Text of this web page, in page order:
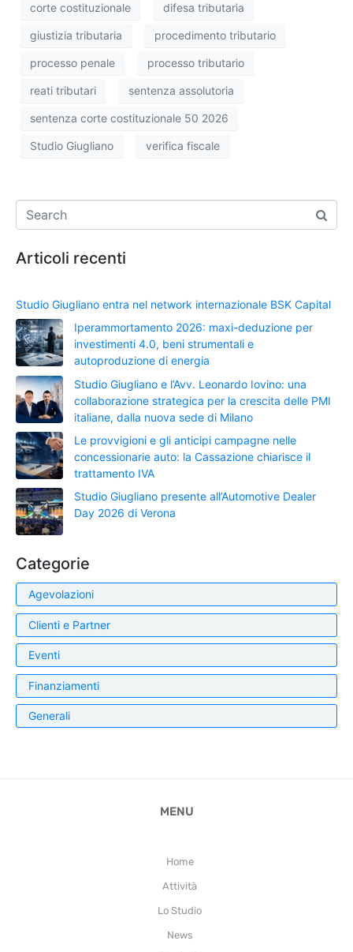
corte costituzionale difesa tributaria
giustizia tributaria procedimento tributario
processo penale processo tributario
reati tributari sentenza assolutoria
sentenza corte costituzionale 50 2026
Studio Giugliano verifica fiscale
Articoli recenti
Studio Giugliano entra nel network internazionale BSK Capital
Iperammortamento 2026: maxi-deduzione per
investimenti 4.0, beni strumentali e
autoproduzione di energia
Studio Giugliano e l’Avv. Leonardo Iovino: una
collaborazione strategica per la crescita delle PMI
italiane, dalla nuova sede di Milano
Le provvigioni e gli anticipi campagne nelle
concessionarie auto: la Cassazione chiarisce il
trattamento IVA
Studio Giugliano presente all’Automotive Dealer
Day 2026 di Verona
Categorie
Agevolazioni
Clienti e Partner
Eventi
Finanziamenti
Generali
MENU
Home
Attività
Lo Studio
News